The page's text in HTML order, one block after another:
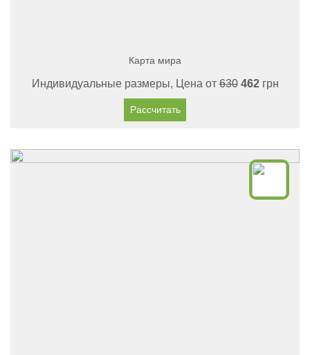
Карта мира
Индивидуальные размеры, Цена от630 462грн
Рассчитать